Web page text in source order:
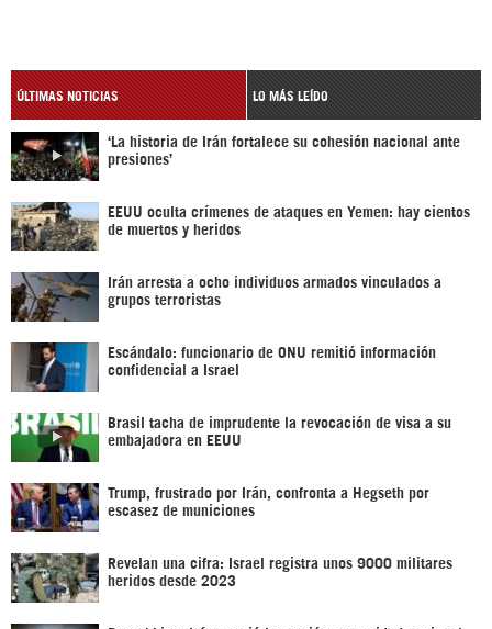
ÚLTIMAS NOTICIAS LO MÁS LEÍDO
‘La historia de Irán fortalece su cohesión nacional ante
presiones’
EEUU oculta crímenes de ataques en Yemen: hay cientos
de muertos y heridos
Irán arresta a ocho individuos armados vinculados a
grupos terroristas
Escándalo: funcionario de ONU remitió información
confidencial a Israel
Brasil tacha de imprudente la revocación de visa a su
embajadora en EEUU
Trump, frustrado por Irán, confronta a Hegseth por
escasez de municiones
Revelan una cifra: Israel registra unos 9000 militares
heridos desde 2023